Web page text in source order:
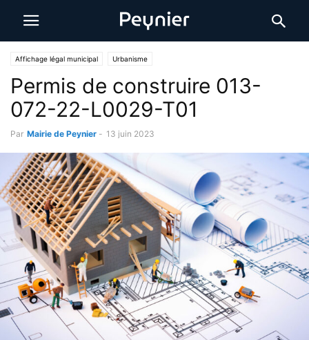
Affichage légal municipal Urbanisme
Permis de construire 013-
072-22-L0029-T01
Par Mairie de Peynier - 13 juin 2023